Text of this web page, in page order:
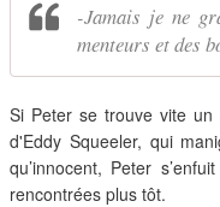
-Jamais je ne
menteurs et des
Si Peter se trouve vite
d'Eddy Squeeler, qui
qu’innocent, Peter
rencontrées plus tôt.